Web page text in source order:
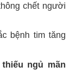
chết người
bệnh tim tăng
ngủ mãn